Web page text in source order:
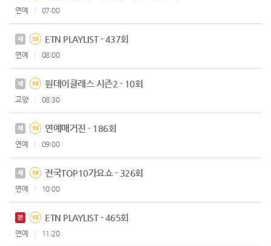
연예 07:00
재 ETN PLAYLIST - 437회
연예 08:00
재 원데이클래스 시즌2 - 10회
교양 08:30
재 연예매거진 - 186회
연예 09:00
재 전국TOP10가요쇼 - 326회
연예 10:00
본 ETN PLAYLIST - 465회
연예 11:20